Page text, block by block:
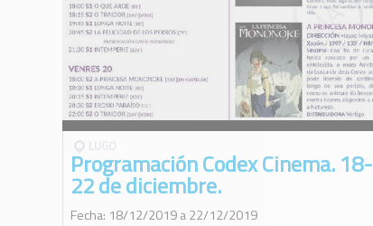
Programación Codex Cinema. 18-
22 de diciembre.
Fecha: 18/12/2019 a 22/12/2019